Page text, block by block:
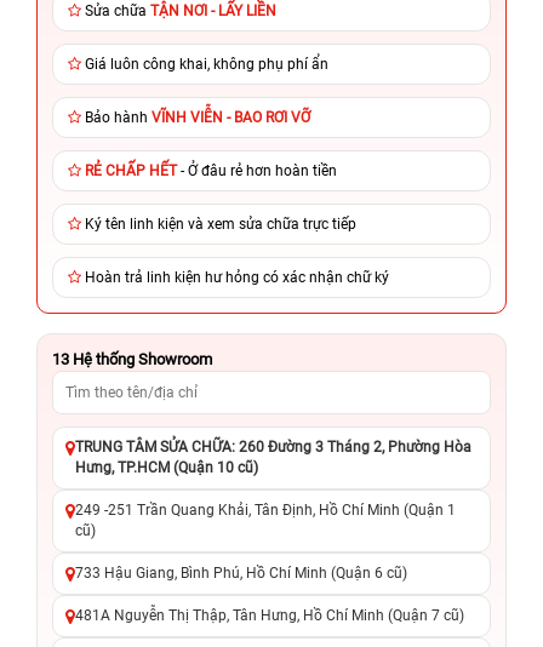
Sửa chữa TẬN NƠI - LẤY LIỀN
Giá luôn công khai, không phụ phí ẩn
Bảo hành VĨNH VIỄN - BAO RƠI VỠ
RẺ CHẤP HẾT- Ở đâu rẻ hơn hoàn tiền
Ký tên linh kiện và xem sửa chữa trực tiếp
Hoàn trả linh kiện hư hỏng có xác nhận chữ ký
13 Hệ thống Showroom
TRUNG TÂM SỬA CHỮA: 260 Đường 3 Tháng 2, Phường Hòa
Hưng, TP.HCM (Quận 10 cũ)
249 -251 Trần Quang Khải, Tân Định, Hồ Chí Minh (Quận 1
cũ)
733 Hậu Giang, Bình Phú, Hồ Chí Minh (Quận 6 cũ)
481A Nguyễn Thị Thập, Tân Hưng, Hồ Chí Minh (Quận 7 cũ)